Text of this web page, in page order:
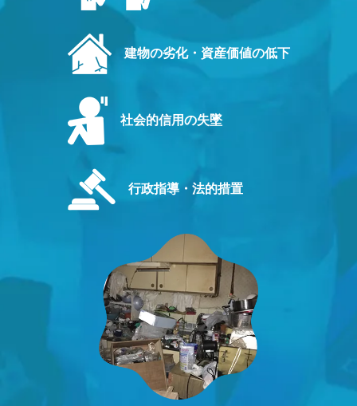
建物の劣化・資産価値の低下
社会的信用の失墜
行政指導・法的措置